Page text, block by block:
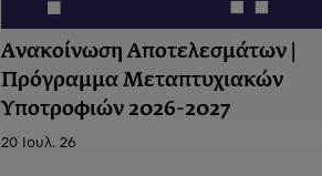
Ανακοίνωση Αποτελεσμάτων |
Πρόγραμμα Μεταπτυχιακών
Υποτροφιών 2026-2027
20 Ιουλ. 26